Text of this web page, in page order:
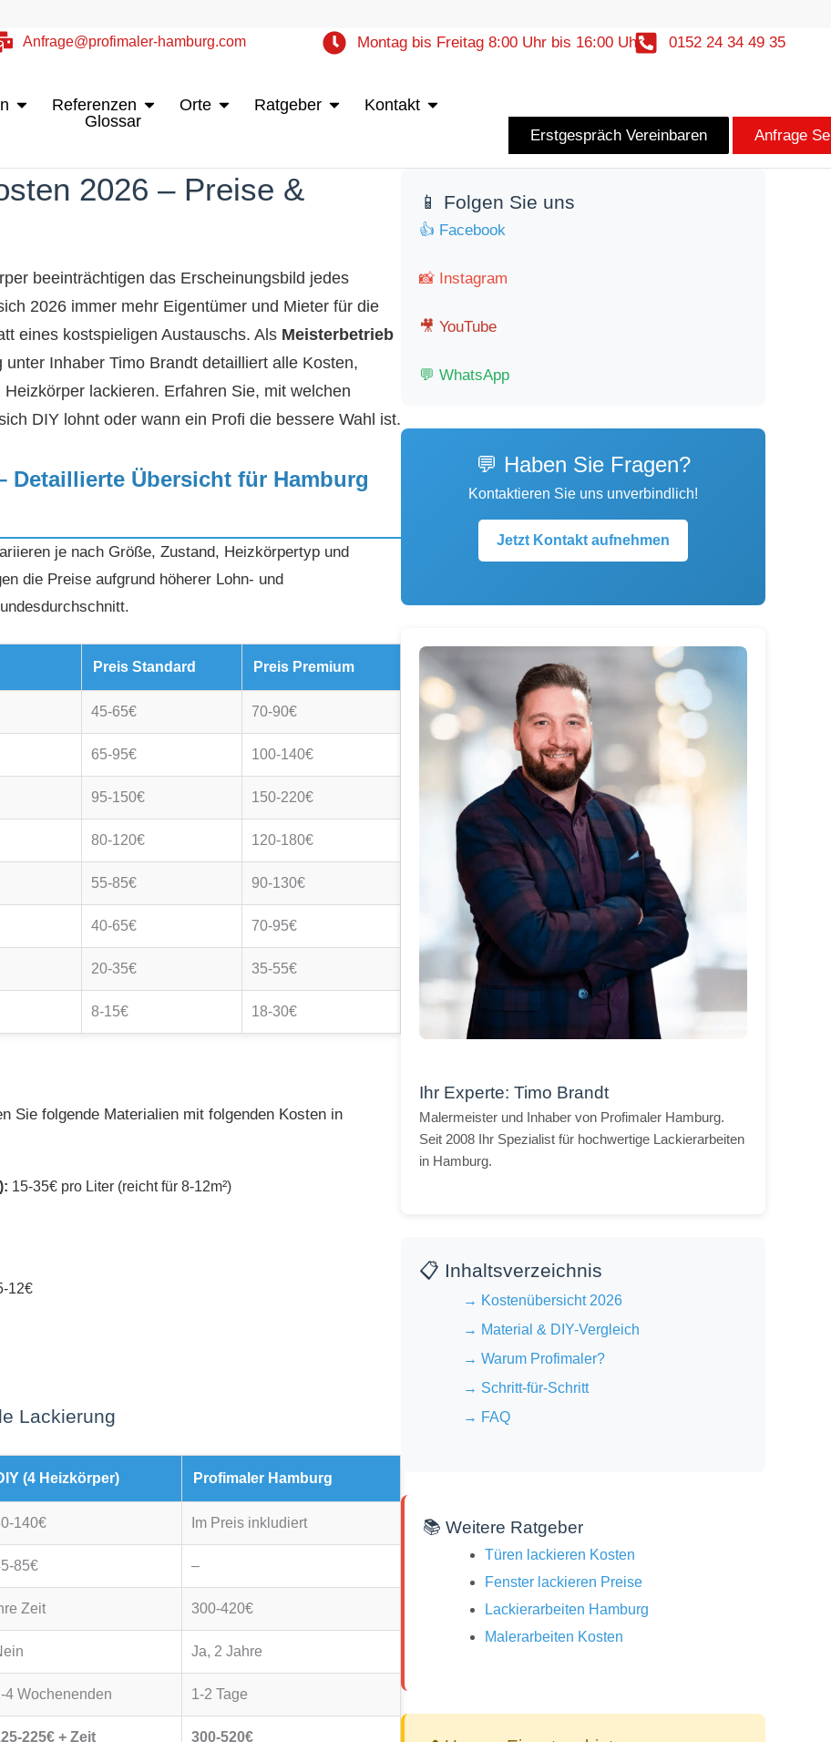
0152 24 34 49 35
Montag bis Freitag 8:00 Uhr bis 16:00 Uhr
Anfrage@profimaler-hamburg.com
Öffne Leistungen
Referenzen Öffne Referenzen
Orte Öffne OrteRatgeber Öffne Ratgeber
Kontakt Öffne Kontakt
Glossar
Erstgespräch Vereinbaren Anfrage
2026 – Preise &
beeinträchtigen das Erscheinungsbild jedes
2026 immer mehr Eigentümer und Mieter für die
eines kostspieligen Austauschs. Als Meisterbetrieb
Inhaber Timo Brandt detailliert alle Kosten,
lackieren. Erfahren Sie, mit welchen
DIY lohnt oder wann ein Profi die bessere Wahl ist.
Detaillierte Übersicht für Hamburg
je nach Größe, Zustand, Heizkörpertyp und
die Preise aufgrund höherer Lohn- und
Preis Standard Preis Premium
45-65€ 70-90€
65-95€ 100-140€
95-150€ 150-220€
80-120€ 120-180€
55-85€ 90-130€
40-65€ 70-95€
20-35€ 35-55€
8-15€ 18-30€
Sie folgende Materialien mit folgenden Kosten in
15-35€ pro Liter (reicht für 8-12m²)
12€
Lackierung
(4 Heizkörper) Profimaler Hamburg
140€ Im Preis inkludiert
85€ –
Zeit 300-420€
Ja, 2 Jahre
4 Wochenenden 1-2 Tage
225€ + Zeit 300-520€
📱 Folgen Sie uns
👍 Facebook
📸 Instagram
🎥 YouTube
💬 WhatsApp
💬 Haben Sie Fragen?
Kontaktieren Sie uns unverbindlich!
Jetzt Kontakt aufnehmen
Ihr Experte: Timo Brandt
Malermeister und Inhaber von Profimaler Hamburg.
Seit 2008 Ihr Spezialist für hochwertige Lackierarbeiten
in Hamburg.
📋 Inhaltsverzeichnis
→ Kostenübersicht 2026
→ Material & DIY-Vergleich
→ Warum Profimaler?
→ Schritt-für-Schritt
→ FAQ
📚 Weitere Ratgeber
Türen lackieren Kosten
Fenster lackieren Preise
Lackierarbeiten Hamburg
Malerarbeiten Kosten